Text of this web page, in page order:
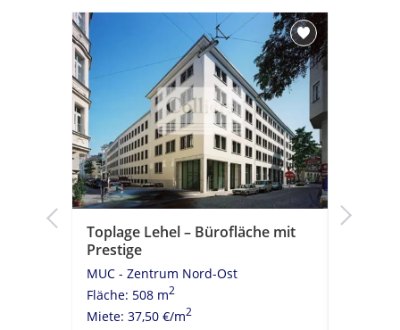
Toplage Lehel – Bürofläche mit
Prestige
MUC - Zentrum Nord-Ost
Fläche: 508 m2
Miete: 37,50 €/m2